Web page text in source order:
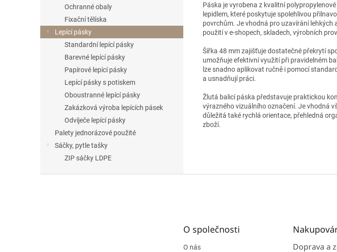
Ochranné obaly
Fixační tělíska
Lepící pásky
Standardní lepící pásky
Barevné lepící pásky
Papírové lepící pásky
Lepící pásky s potiskem
Oboustranné lepící pásky
Zakázková výroba lepících pásek
Odvíječe lepící pásky
Palety jednorázové použité
Sáčky, pytle tašky
ZIP sáčky LDPE
Páska je vyrobena z kvalitní
lepidlem, které poskytuje spolehlivou
povrchům. Je vhodná pro uzavírání lehkých
použití v e-shopech, skladech, výrobních
Šířka 48 mm zajišťuje dostatečné překrytí
umožňuje efektivní využití při pravidelném
lze snadno aplikovat ručně i pomocí
a usnadňují práci.
Žlutá balicí páska představuje praktickou
výrazného vizuálního označení. Je vhodná
důležitá také rychlá orientace, přehledná
zboží.
O společnosti
O nás Doprava a